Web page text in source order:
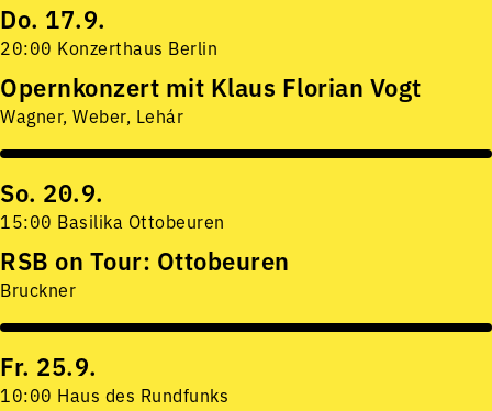
Do. 17.9.
20:00 Konzerthaus Berlin
Opernkonzert mit Klaus Florian Vogt
Wagner, Weber, Lehár
So. 20.9.
15:00 Basilika Ottobeuren
RSB on Tour: Ottobeuren
Bruckner
Fr. 25.9.
10:00 Haus des Rundfunks